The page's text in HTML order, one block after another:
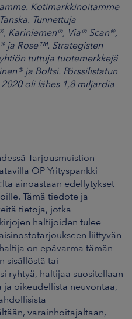
Kotimarkkinoitamme
Tunnettuja
Kariniemen®, Via® Scan®,
ja Rose™. Strategisten
tuttuja tuotemerkkejä
ja Boltsi. Pörssilistatun
oli lähes 1,8 miljardia
Tarjousmuistion
OP Yrityspankki
ainoastaan edellytykset
Tämä tiedote ja
tietoja, jotka
haltijoiden tulee
liittyvän
on epävarma tämän
sisällöstä tai
ryhtyä, haltijaa suositellaan
oikeudellista neuvontaa,
varainhoitajaltaan,